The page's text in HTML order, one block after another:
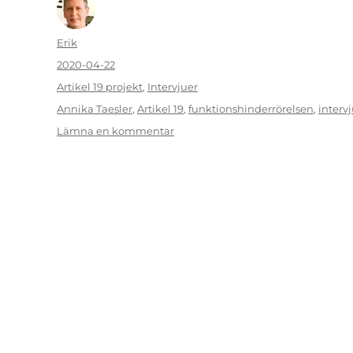
Författare
Erik
Publicerat
den
2020-04-22
Kategorier
Artikel 19 projekt, Intervjuer
Etiketter
Annika Taesler, Artikel 19, funktionshinderrörelsen,
Lämna en kommentartill